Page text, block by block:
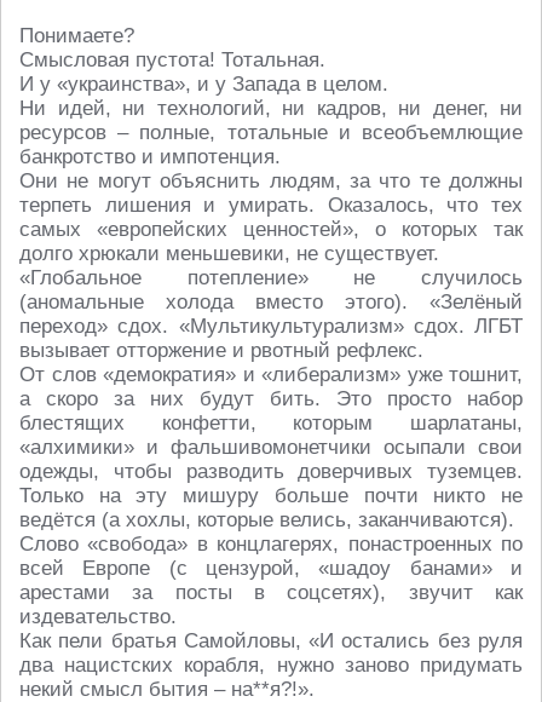
Понимаете?
Смысловая пустота! Тотальная.
И у «украинства», и у Запада в целом.
Ни идей, ни технологий, ни кадров, ни денег, ни
ресурсов – полные, тотальные и всеобъемлющие
банкротство и импотенция.
Они не могут объяснить людям, за что те должны
терпеть лишения и умирать. Оказалось, что тех
самых «европейских ценностей», о которых так
долго хрюкали меньшевики, не существует.
«Глобальное потепление» не случилось
(аномальные холода вместо этого). «Зелёный
переход» сдох. «Мультикультурализм» сдох. ЛГБТ
вызывает отторжение и рвотный рефлекс.
От слов «демократия» и «либерализм» уже тошнит,
а скоро за них будут бить. Это просто набор
блестящих конфетти, которым шарлатаны,
«алхимики» и фальшивомонетчики осыпали свои
одежды, чтобы разводить доверчивых туземцев.
Только на эту мишуру больше почти никто не
ведётся (а хохлы, которые велись, заканчиваются).
Слово «свобода» в концлагерях, понастроенных по
всей Европе (с цензурой, «шадоу банами» и
арестами за посты в соцсетях), звучит как
издевательство.
Как пели братья Самойловы, «И остались без руля
два нацистских корабля, нужно заново придумать
некий смысл бытия – на**я?!».